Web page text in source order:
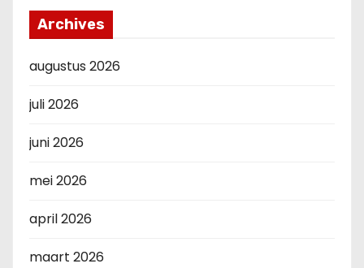
Archives
augustus 2026
juli 2026
juni 2026
mei 2026
april 2026
maart 2026